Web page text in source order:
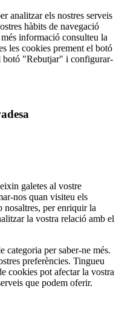
analitzar els nostres serveis
hàbits de navegació
informació consulteu la
les cookies prement el botó
botó "Rebutjar" i configurar-
galetes al vostre
nos quan visiteu els
nosaltres, per enriquir la
la vostra relació amb el
categoria per saber-ne més.
preferències. Tingueu
cookies pot afectar la vostra
que podem oferir.